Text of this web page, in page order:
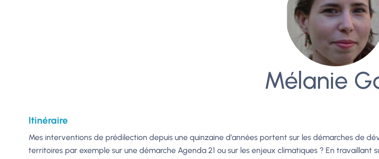
Mélanie
Itinéraire
Mes interventions de prédilection depuis une quinzaine d’années portent sur les démarches de
territoires par exemple sur une démarche Agenda 21 ou sur les enjeux climatiques ? En